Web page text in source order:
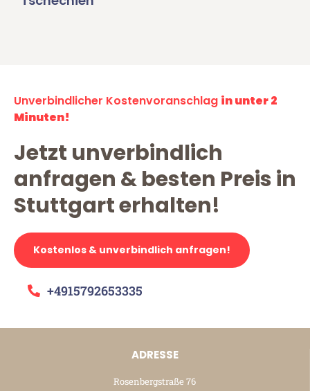
Unverbindlicher Kostenvoranschlag in unter 2
Minuten!
Jetzt unverbindlich
anfragen & besten Preis in
Stuttgart erhalten!
Kostenlos & unverbindlich anfragen!
+4915792653335
ADRESSE
Rosenbergstraße 76